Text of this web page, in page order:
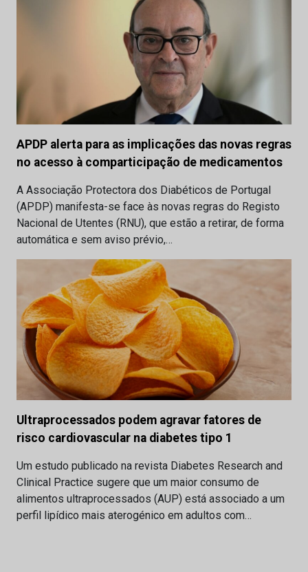
APDP alerta para as implicações das novas regras
no acesso à comparticipação de medicamentos
A Associação Protectora dos Diabéticos de Portugal
(APDP) manifesta-se face às novas regras do Registo
Nacional de Utentes (RNU), que estão a retirar, de forma
automática e sem aviso prévio,…
Ultraprocessados podem agravar fatores de
risco cardiovascular na diabetes tipo 1
Um estudo publicado na revista Diabetes Research and
Clinical Practice sugere que um maior consumo de
alimentos ultraprocessados (AUP) está associado a um
perfil lipídico mais aterogénico em adultos com…